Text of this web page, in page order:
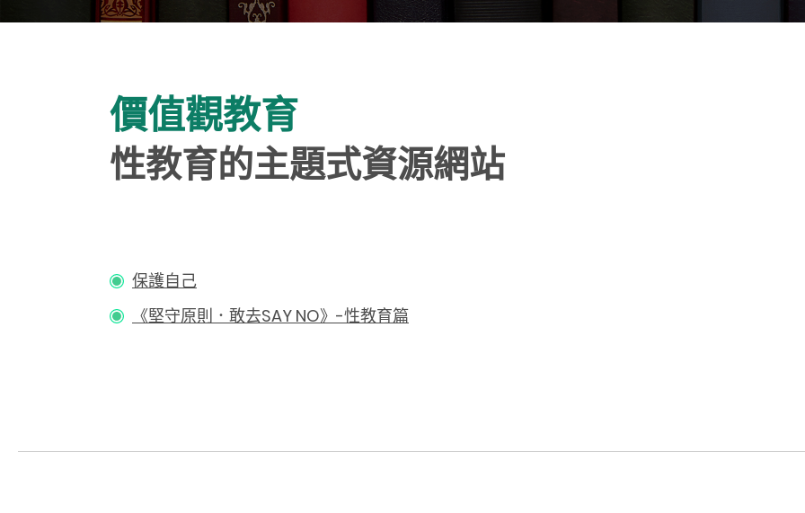
價值觀教育
性教育的主題式資源網站
保護自己
《堅守原則．敢去SAY NO》-性教育篇